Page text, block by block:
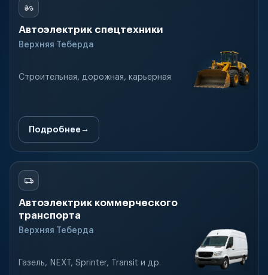
Автоэлектрик спецтехники
Верхняя Теберда
Строительная, дорожная, карьерная
Подробнее
Автоэлектрик коммерческого
транспорта
Верхняя Теберда
Газель, NEXT, Sprinter, Transit и др.